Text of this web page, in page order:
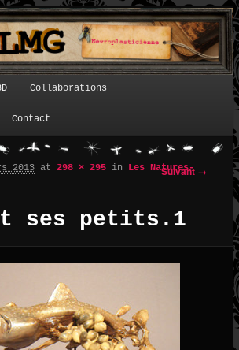
Collaborations
Contact
Suivant →
ses petits.1
2013at 298 × 295in Les Natures-